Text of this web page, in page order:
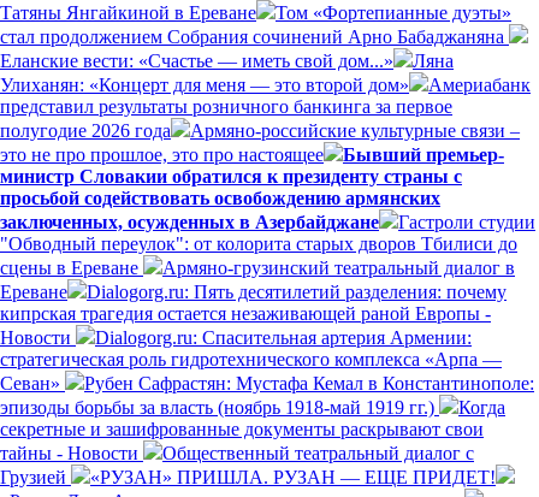
Татяны Янгайкиной в Ереване
Том «Фортепианные дуэты»
стал продолжением Собрания сочинений Арно Бабаджаняна
Еланские вести: «Счастье — иметь свой дом...»
Ляна
Улиханян: «Концерт для меня — это второй дом»
Америабанк
представил результаты розничного банкинга за первое
полугодие 2026 года
Армяно-российские культурные связи –
это не про прошлое, это про настоящее
Бывший премьер-
министр Словакии обратился к президенту страны с
просьбой содействовать освобождению армянских
заключенных, осужденных в Азербайджане
Гастроли студии
"Обводный переулок": от колорита старых дворов Тбилиси до
сцены в Ереване
Армяно-грузинский театральный диалог в
Ереване
Dialogorg.ru: Пять десятилетий разделения: почему
кипрская трагедия остается незаживающей раной Европы -
Новости
Dialogorg.ru: Спасительная артерия Армении:
стратегическая роль гидротехнического комплекса «Арпа —
Севан»
Рубен Сафрастян: Мустафа Кемал в Константинополе:
эпизоды борьбы за власть (ноябрь 1918-май 1919 гг.)
Когда
секретные и зашифрованные документы раскрывают свои
тайны - Новости
Общественный театральный диалог с
Грузией
«РУЗАН» ПРИШЛА. РУЗАН — ЕЩЕ ПРИДЕТ!